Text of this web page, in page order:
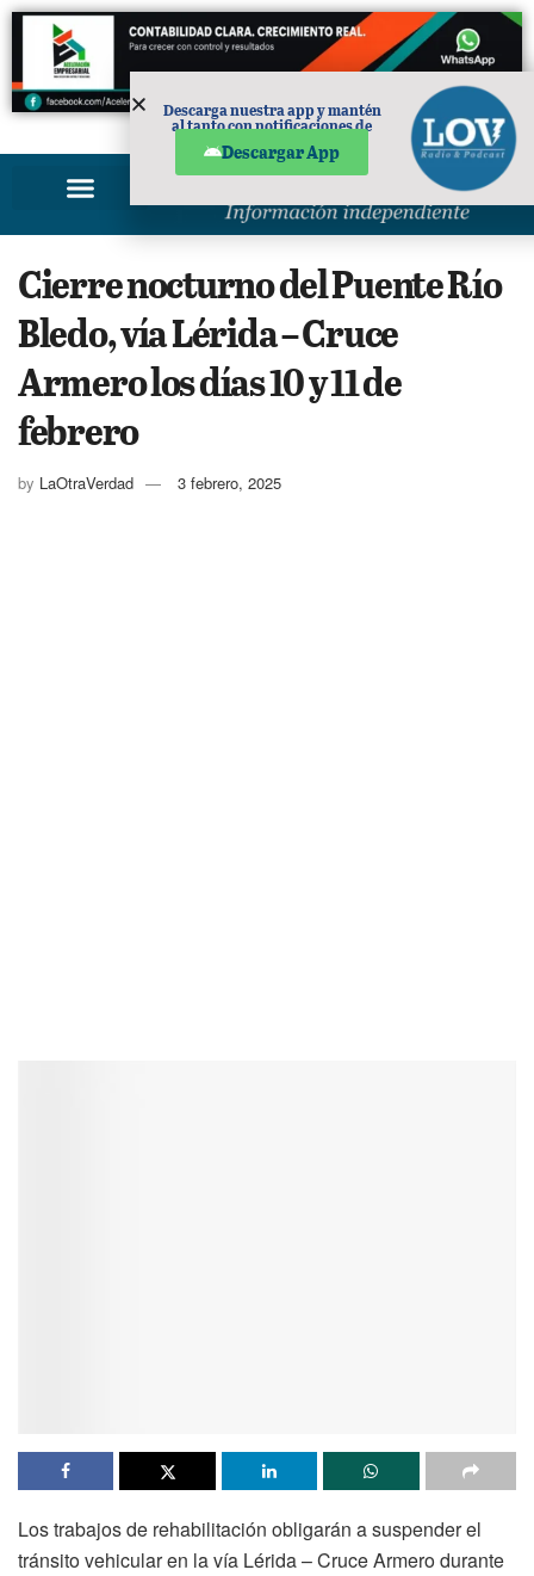
PUBLICIDAD
Cierre nocturno del Puente Río
Bledo, vía Lérida – Cruce
Armero los días 10 y 11 de
febrero
by LaOtraVerdad 3 febrero, 2025
Los trabajos de rehabilitación obligarán a suspender el
tránsito vehicular en la vía Lérida – Cruce Armero durante
Descarga nuestra app y mantén
al tanto con notificaciones de
Descargar App